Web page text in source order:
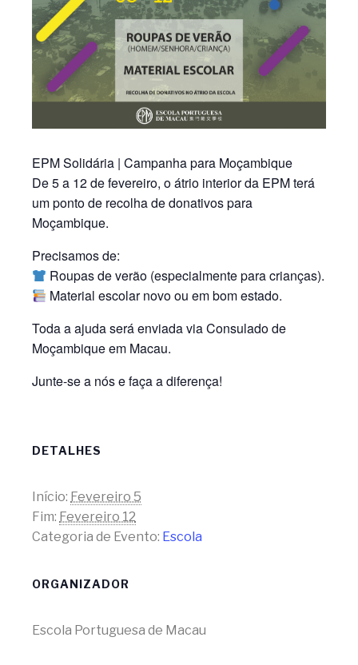
EPM Solidária | Campanha para Moçambique
De 5 a 12 de fevereiro, o átrio interior da EPM terá
um ponto de recolha de donativos para
Moçambique.
Precisamos de:
Roupas de verão (especialmente para crianças).
Material escolar novo ou em bom estado.
Toda a ajuda será enviada via Consulado de
Moçambique em Macau.
Junte-se a nós e faça a diferença!
DETALHES
Início: Fevereiro 5
Fim: Fevereiro 12
Categoria de Evento: Escola
ORGANIZADOR
Escola Portuguesa de Macau